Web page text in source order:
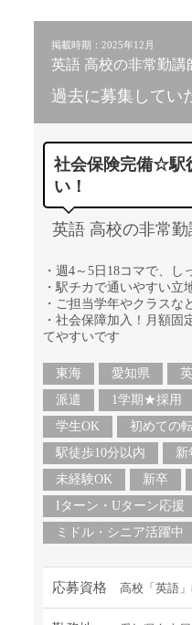
掲載時期：2025年12月
英語 高校の非常勤講
過去に募集してい
社会保険完備☆駅
い！
英語 高校の非常勤
・週4～5日18コマで、し
・駅チカで通いやすい立
・ご担当学年やクラスな
・社会保障加入！月額固
てやすいです
東海 愛知県
派遣
1学期★採用
学生OK
初めての
駅徒歩10分以内
新
未経験OK
新卒
Iターン・Uターン応援
ミドル・シニア活躍中
応募資格 高校「英語